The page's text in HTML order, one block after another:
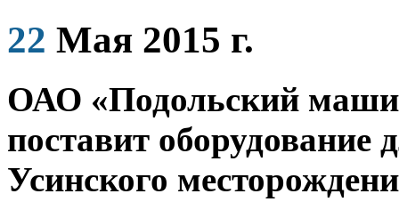
22 Мая 2015 г.
ОАО «Подольский
поставит
Усинского